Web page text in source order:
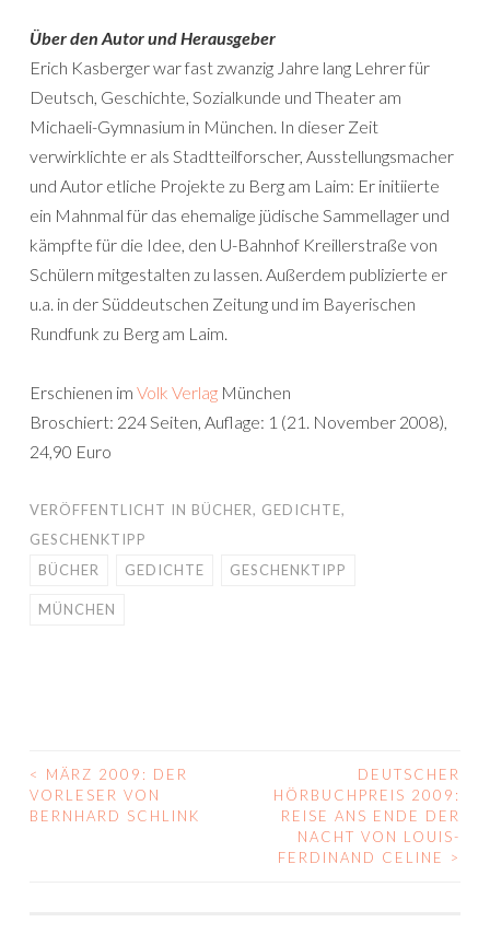
Über den Autor und Herausgeber
Erich Kasberger war fast zwanzig Jahre lang Lehrer für
Deutsch, Geschichte, Sozialkunde und Theater am
Michaeli-Gymnasium in München. In dieser Zeit
verwirklichte er als Stadtteilforscher, Ausstellungsmacher
und Autor etliche Projekte zu Berg am Laim: Er initiierte
ein Mahnmal für das ehemalige jüdische Sammellager und
kämpfte für die Idee, den U-Bahnhof Kreillerstraße von
Schülern mitgestalten zu lassen. Außerdem publizierte er
u.a. in der Süddeutschen Zeitung und im Bayerischen
Rundfunk zu Berg am Laim.
Erschienen im Volk Verlag München
Broschiert: 224 Seiten, Auflage: 1 (21. November 2008),
24,90 Euro
VERÖFFENTLICHT IN BÜCHER, GEDICHTE,
GESCHENKTIPP
BÜCHER
GEDICHTE GESCHENKTIPP
MÜNCHEN
BEITRAGS-
NAVIGATION
<
MÄRZ 2009: DER
VORLESER VON
BERNHARD SCHLINK
DEUTSCHER
HÖRBUCHPREIS 2009:
REISE ANS ENDE DER
NACHT VON LOUIS-
FERDINAND CELINE
>